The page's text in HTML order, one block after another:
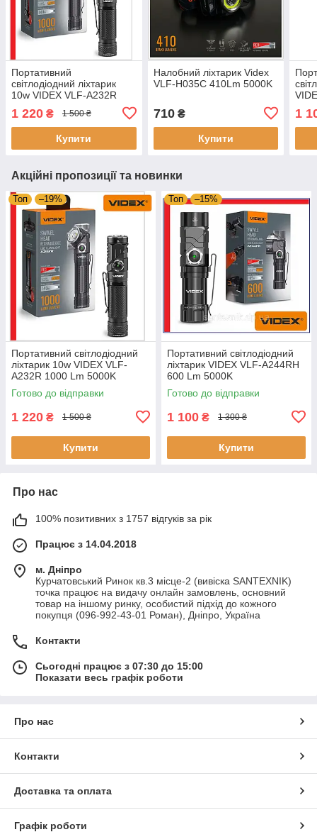
Портативний
світлодіодний ліхтарик
10w VIDEX VLF-A232R
1 220 ₴ 1 500 ₴
Купити
Налобний ліхтарик Videx
VLF-H035C 410Lm 5000K
710₴
Купити
1
Акційні пропозиції та новинки
Топ –19%
Портативний світлодіодний
ліхтарик 10w VIDEX VLF-
A232R 1000 Lm 5000K
Готово до відправки
1 220 ₴ 1 500 ₴
Купити
Топ –15%
Портативний світлодіодний
ліхтарик VIDEX VLF-A244RH
600 Lm 5000K
Готово до відправки
1 100 ₴ 1 300 ₴
Купити
Про нас
100% позитивних з 1757 відгуків за рік
Працює з 14.04.2018
м. Дніпро
Курчатовський Ринок кв.3 місце-2 (вивіска SANTEXNIK)
точка працює на видачу онлайн замовлень, основний
товар на іншому ринку, особистий підхід до кожного
покупця (096-992-43-01 Роман), Дніпро, Україна
Контакти
Сьогодні працює з 07:30 до 15:00
Показати весь графік роботи
Про нас
Контакти
Доставка та оплата
Графік роботи